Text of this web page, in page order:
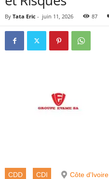
By Tata Eric - juin 11, 2026 87
CDD CDI Côte d'Ivoire